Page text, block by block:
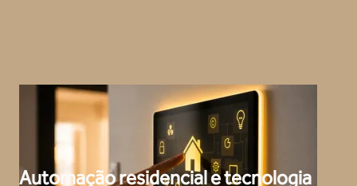
Automação residencial e tecnologia